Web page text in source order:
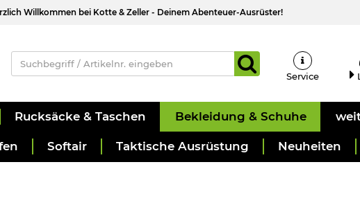
Willkommen bei Kotte & Zeller - Deinem Abenteuer-Ausrüster!
Service
Rucksäcke & Taschen Bekleidung & Schuhe
Softair Taktische Ausrüstung Neuheiten